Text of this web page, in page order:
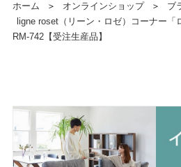
ホーム ＞ オンラインショップ ＞ ブ
ligne roset（リーン・ロゼ）コーナー「
RM-742【受注生産品】